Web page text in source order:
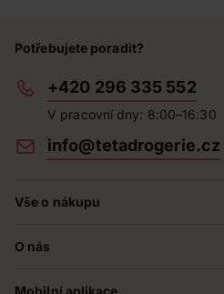
Potřebujete poradit?
+420 296 335 552
V pracovní dny: 8:00–16:30
info@tetadrogerie.cz
Vše o nákupu
Prodejny
O nás
Mobilní aplikace